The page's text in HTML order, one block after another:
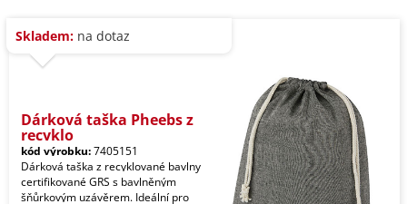
Skladem: na dotaz
Dárková taška Pheebs z
recyklo
kód výrobku:7405151
Dárková taška z recyklované bavlny
certifikované GRS s bavlněným
šňůrkovým uzávěrem. Ideální pro